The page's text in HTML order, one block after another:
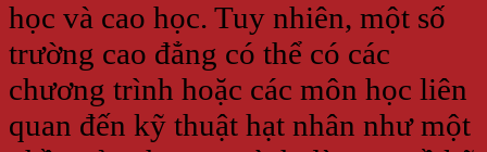
học và cao học. Tuy nhiên, một số
trường cao đẳng có thể có các
chương trình hoặc các môn học liên
quan đến kỹ thuật hạt nhân như một